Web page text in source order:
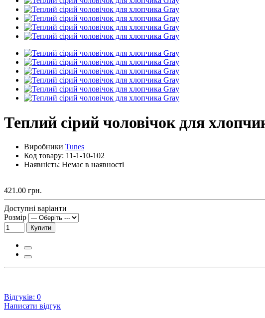
Теплий сірий чоловічок для
Виробники Tunes
Код товару: 11-1-10-102
Наявність: Немає в наявності
421.00 грн.
Доступні варіанти
Розмір
Купити
Відгуків: 0
Написати відгук